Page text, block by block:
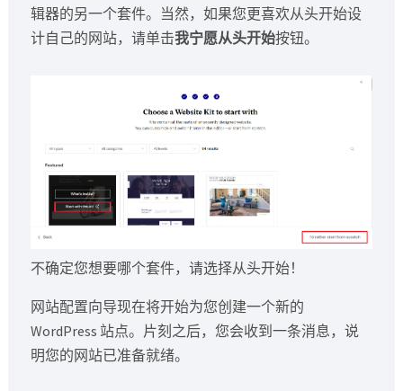
辑器的另一个套件。当然，如果您更喜欢从头开始设
计自己的网站，请单击我宁愿从头开始按钮。
不确定您想要哪个套件，请选择从头开始！
网站配置向导现在将开始为您创建一个新的
WordPress 站点。片刻之后，您会收到一条消息，说
明您的网站已准备就绪。